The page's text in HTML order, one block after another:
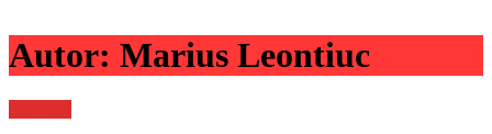
Autor: Marius Leontiuc